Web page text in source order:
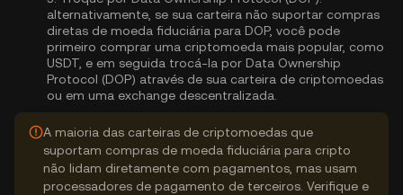
alternativamente, se sua carteira não suportar compras
diretas de moeda fiduciária para DOP, você pode
primeiro comprar uma criptomoeda mais popular, como
USDT, e em seguida trocá-la por Data Ownership
Protocol (DOP) através de sua carteira de criptomoedas
ou em uma exchange descentralizada.
A maioria das carteiras de criptomoedas que
suportam compras de moeda fiduciária para cripto
não lidam diretamente com pagamentos, mas usam
processadores de pagamento de terceiros. Verifique e